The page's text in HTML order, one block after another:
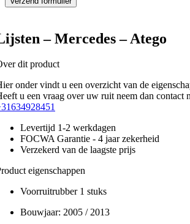
– Mercedes – Atego
dit product
onder vindt u een overzicht van de
u een vraag over uw ruit neem dan contact
Levertijd 1-2 werkdagen
FOCWA Garantie - 4 jaar zekerheid
Verzekerd van de laagste prijs
eigenschappen
Voorruitrubber 1 stuks
Bouwjaar: 2005 / 2013